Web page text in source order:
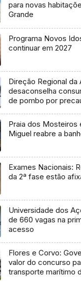
para novas
Grande
Programa Novos
continuar em 2027
Direção Regional da
desaconselha
de pombo por
Praia dos Mosteiros
Miguel reabre a
Exames Nacionais:
da 2ª fase estão
Universidade dos
de 660 vagas na
acesso
Flores e Corvo:
valor do concurso
transporte marítimo